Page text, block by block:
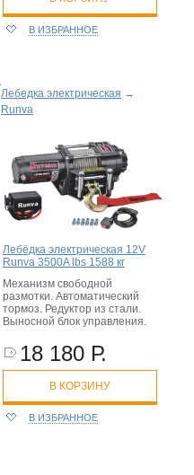
В ИЗБРАННОЕ
Лебедка электрическая →
Runva
Лебёдка электрическая 12V
Runva 3500A lbs 1588 кг
Механизм свободной
размотки. Автоматический
тормоз. Редуктор из стали.
Выносной блок управления.
18 180 Р.
В КОРЗИНУ
В ИЗБРАННОЕ